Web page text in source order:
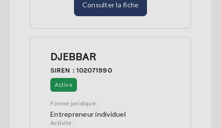
Consulter la fiche
DJEBBAR
SIREN : 102071990
Active
Forme juridique :
Entrepreneur individuel
Activité :